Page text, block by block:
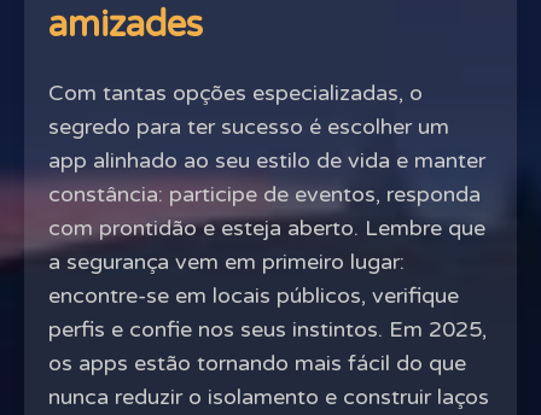
amizades
Com tantas opções especializadas, o
segredo para ter sucesso é escolher um
app alinhado ao seu estilo de vida e manter
constância: participe de eventos, responda
com prontidão e esteja aberto. Lembre que
a segurança vem em primeiro lugar:
encontre-se em locais públicos, verifique
perfis e confie nos seus instintos. Em 2025,
os apps estão tornando mais fácil do que
nunca reduzir o isolamento e construir laços